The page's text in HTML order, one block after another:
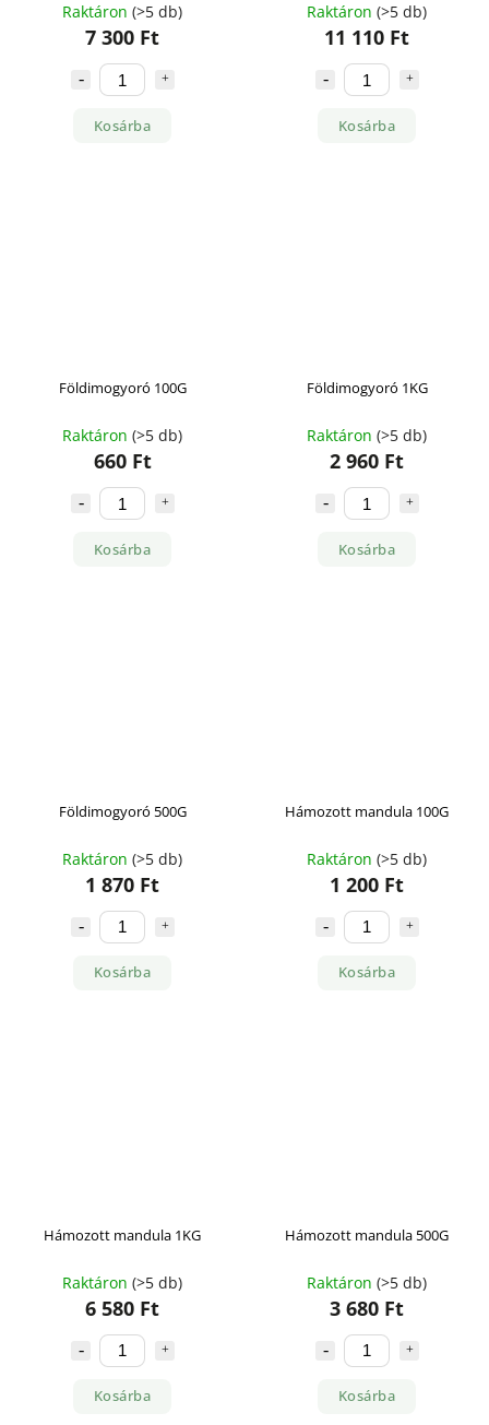
Raktáron (>5 db)
7 300 Ft
Kosárba
Raktáron (>5 db)
11 110 Ft
Kosárba
Földimogyoró 100G
Raktáron (>5 db)
660 Ft
Kosárba
Földimogyoró 1KG
Raktáron (>5 db)
2 960 Ft
Kosárba
Földimogyoró 500G
Raktáron (>5 db)
1 870 Ft
Kosárba
Hámozott mandula 100G
Raktáron (>5 db)
1 200 Ft
Kosárba
Hámozott mandula 1KG
Raktáron (>5 db)
6 580 Ft
Kosárba
Hámozott mandula 500G
Raktáron (>5 db)
3 680 Ft
Kosárba